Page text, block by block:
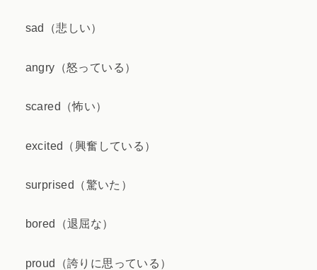
sad（悲しい）
angry（怒っている）
scared（怖い）
excited（興奮している）
surprised（驚いた）
bored（退屈な）
proud（誇りに思っている）